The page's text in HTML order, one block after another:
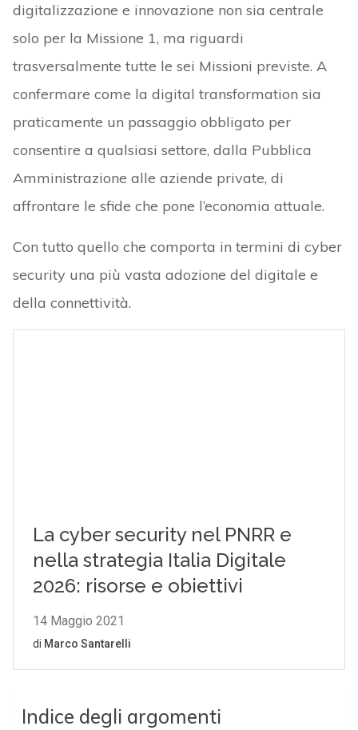
digitalizzazione e innovazione non sia centrale
solo per la Missione 1, ma riguardi
trasversalmente tutte le sei Missioni previste. A
confermare come la digital transformation sia
praticamente un passaggio obbligato per
consentire a qualsiasi settore, dalla Pubblica
Amministrazione alle aziende private, di
affrontare le sfide che pone l’economia attuale.
Con tutto quello che comporta in termini di cyber
security una più vasta adozione del digitale e
della connettività.
Indice degli argomenti